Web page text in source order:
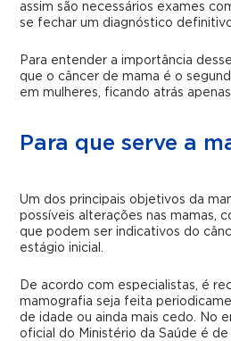
assim são necessários exames
se fechar um diagnóstico
Para entender a importância
que o câncer de mama é o
em mulheres, ficando atrás
Para que serve a
Um dos principais objetivos da
possíveis alterações nas mamas,
que podem ser indicativos do
estágio inicial.
De acordo com especialistas, é
mamografia seja feita
de idade ou ainda mais cedo. No
oficial do Ministério da Saúde é